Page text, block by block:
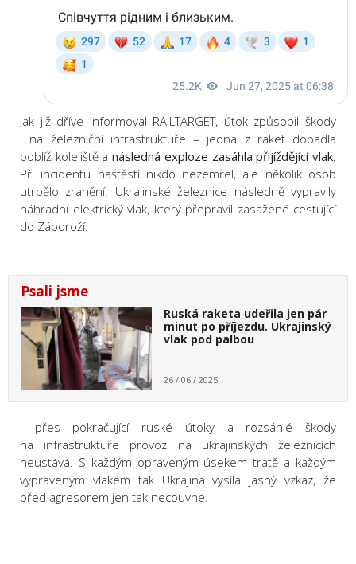
Jak již dříve informoval RAILTARGET, útok způsobil škody
i na železniční infrastruktuře – jedna z raket dopadla
poblíž kolejiště anásledná exploze zasáhla přijíždějící vlak
Při incidentu naštěstí nikdo nezemřel, ale několik osob
utrpělo zranění. Ukrajinské železnice následně vypravily
náhradní elektrický vlak, který přepravil zasažené cestující
do Záporoží.
Psali jsme
Ruská raketa udeřila jen pár
minut po příjezdu. Ukrajinský
vlak pod palbou
26 / 06 / 2025
I přes pokračující ruské útoky a rozsáhlé škody
na infrastruktuře provoz na ukrajinských železnicích
neustává. S každým opraveným úsekem tratě a každým
vypraveným vlakem tak Ukrajina vysílá jasný vzkaz, že
před agresorem jen tak necouvne.